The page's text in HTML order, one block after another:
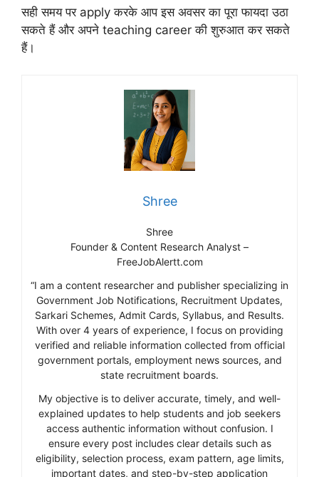
सही समय पर apply करके आप इस अवसर का पूरा फायदा उठा
सकते हैं और अपने teaching career की शुरुआत कर सकते
हैं।
Shree
Shree
Founder & Content Research Analyst –
FreeJobAlertt.com
“I am a content researcher and publisher specializing in
Government Job Notifications, Recruitment Updates,
Sarkari Schemes, Admit Cards, Syllabus, and Results.
With over 4 years of experience, I focus on providing
verified and reliable information collected from official
government portals, employment news sources, and
state recruitment boards.
My objective is to deliver accurate, timely, and well-
explained updates to help students and job seekers
access authentic information without confusion. I
ensure every post includes clear details such as
eligibility, selection process, exam pattern, age limits,
important dates, and step-by-step application